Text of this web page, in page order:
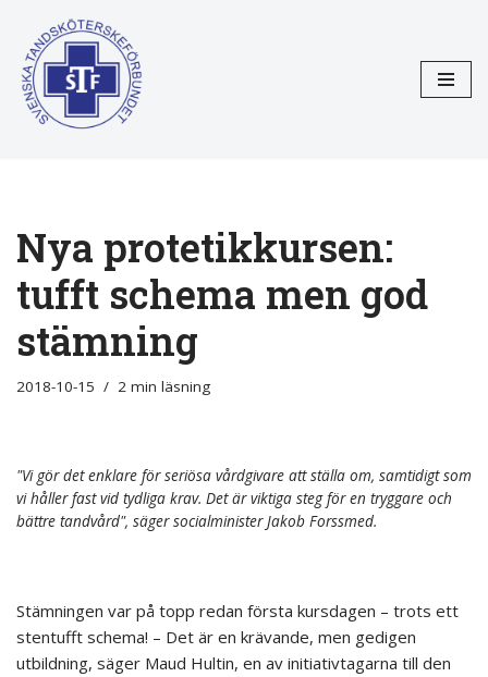
Hoppa
till
innehåll
Nya protetikkursen:
tufft schema men god
stämning
2018-10-15 2 min läsning
"Vi gör det enklare för seriösa vårdgivare att ställa om, samtidigt som
vi håller fast vid tydliga krav. Det är viktiga steg för en tryggare och
bättre tandvård", säger socialminister Jakob Forssmed.
Stämningen var på topp redan första kursdagen – trots ett
stentufft schema! – Det är en krävande, men gedigen
utbildning, säger Maud Hultin, en av initiativtagarna till den